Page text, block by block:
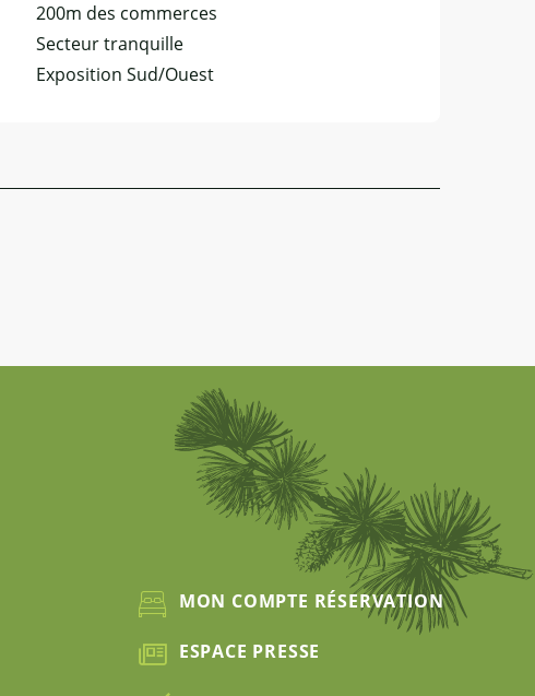
200m des commerces
Secteur tranquille
Exposition Sud/Ouest
MON COMPTE RÉSERVATION
ESPACE PRESSE